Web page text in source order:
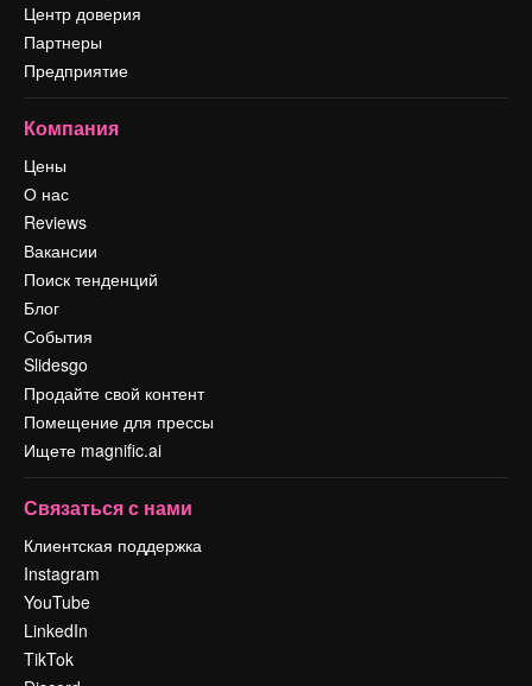
Центр доверия
Партнеры
Предприятие
Компания
Цены
О нас
Reviews
Вакансии
Поиск тенденций
Блог
События
Slidesgo
Продайте свой контент
Помещение для прессы
Ищете magnific.ai
Связаться с нами
Клиентская поддержка
Instagram
YouTube
LinkedIn
TikTok